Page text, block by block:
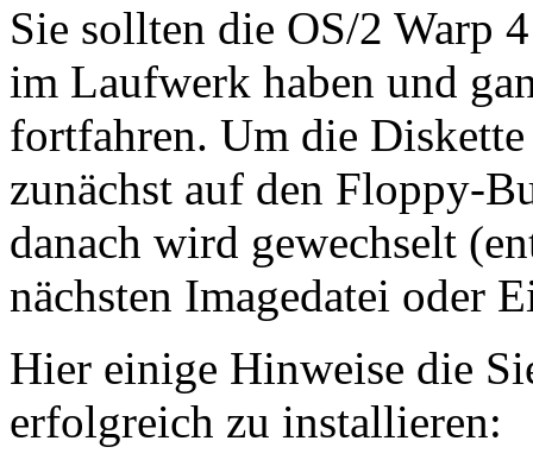
Sie sollten die OS/2 Warp
im Laufwerk haben und
fortfahren. Um die
zunächst auf den Floppy-
danach wird gewechselt
nächsten Imagedatei oder
Hier einige Hinweise die
erfolgreich zu installieren: